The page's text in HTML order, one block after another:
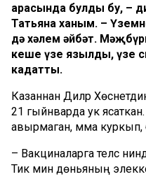
арасында булды бу, –
Татьяна ханым. –
дә хәлем әйбәт.
кеше үзе язылды, үзе
кадатты.
Казаннан Диләрә
21 гыйнварда ук
авырмаган, әмма
– Вакциналарга теләсә
Тик мин дөньяның